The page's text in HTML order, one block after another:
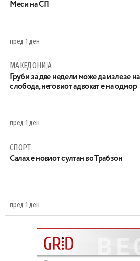
Меси на СП
пред 1 ден
МАКЕДОНИЈА
Груби за две недели може да излезе на
слобода, неговиот адвокат е на одмор
пред 1 ден
СПОРТ
Салах е новиот султан во Трабзон
пред 1 ден